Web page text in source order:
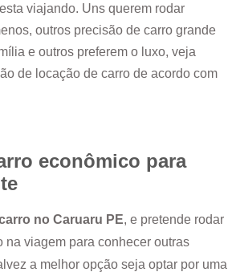
viajando. Uns querem rodar
outros precisão de carro grande
e outros preferem o luxo, veja
de locação de carro de acordo com
econômico para
no Caruaru PE, e pretende rodar
na viagem para conhecer outras
a melhor opção seja optar por uma